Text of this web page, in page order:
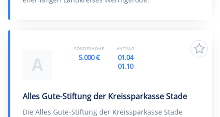
A
Alles Gute-Stiftung der Kreissparkasse Stade
Die Alles Gute-Stiftung der Kreissparkasse Stade
FÖRDERHÖHE
5.000 €
ANTRAG
01.04
01.10